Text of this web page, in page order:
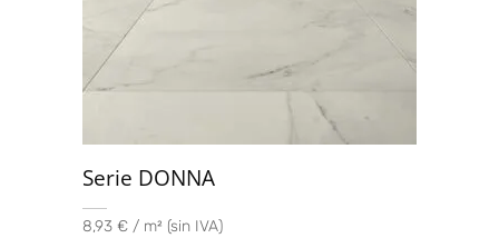
Serie DONNA
8,93 € / m² (sin IVA)